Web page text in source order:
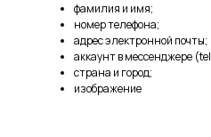
фамилия и имя;
номер телефона;
адрес электронной почты;
аккаунт в мессенджере
страна и город;
изображение